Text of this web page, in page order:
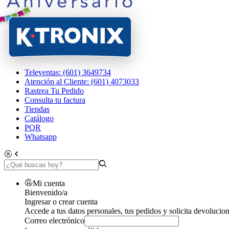
Televentas: (601) 3649734
Atención al Cliente: (601) 4073033
Rastrea Tu Pedido
Consulta tu factura
Tiendas
Catálogo
PQR
Whatsapp
Mi cuenta
Bienvenido/a
Ingresar o crear cuenta
Accede a tus datos personales, tus pedidos y solicita
Correo electrónico